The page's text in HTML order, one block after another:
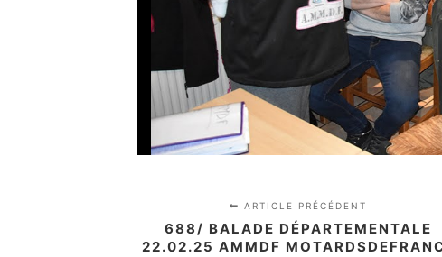
ARTICLE PRÉCÉDENT
688/ BALADE DÉPARTEMENTALE
22.02.25 AMMDF